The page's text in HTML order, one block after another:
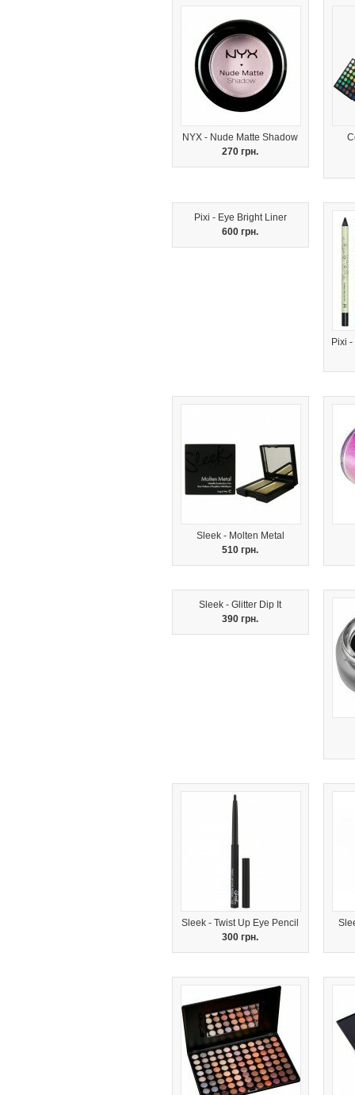
NYX - Nude Matte Shadow
270 грн.
Pixi - Eye Bright Liner
600 грн.
Pixi
Sleek - Molten Metal
510 грн.
Sleek - Glitter Dip It
390 грн.
Sleek - Twist Up Eye Pencil
300 грн.